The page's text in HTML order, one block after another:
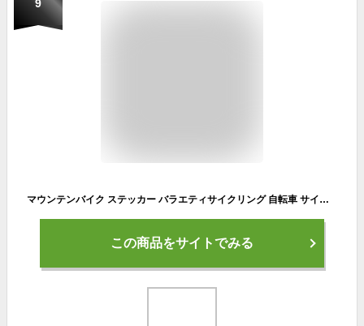
9
マウンテンバイク ステッカー バラエティサイクリング 自転車 サイクルロード ヘルメットデカール汎用 50枚セット
この商品をサイトでみる